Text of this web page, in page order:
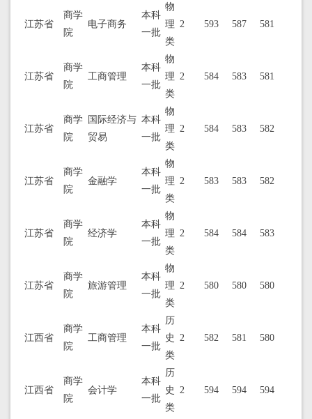
江苏省
商学
院
电子商务
本科
一批
物
理
类
2 593 587 581
江苏省
商学
院
工商管理
本科
一批
物
理
类
2 584 583 581
江苏省
商学
院
国际经济与
贸易
本科
一批
物
理
类
2 584 583 582
江苏省
商学
院
金融学
本科
一批
物
理
类
2 583 583 582
江苏省
商学
院
经济学
本科
一批
物
理
类
2 584 584 583
江苏省
商学
院
旅游管理
本科
一批
物
理
类
2 580 580 580
江西省
商学
院
工商管理
本科
一批
历
史
类
2 582 581 580
江西省
商学
院
会计学
本科
一批
历
史
类
2 594 594 594